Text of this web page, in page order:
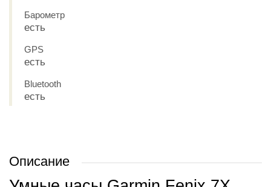
Барометр
есть
GPS
есть
Bluetooth
есть
Описание